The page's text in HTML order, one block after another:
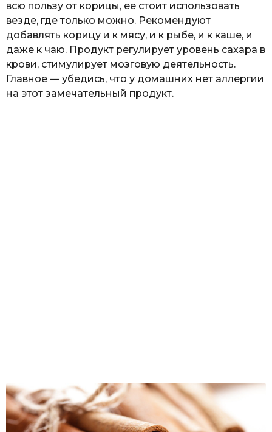
всю пользу от корицы, ее стоит использовать
везде, где только можно. Рекомендуют
добавлять корицу и к мясу, и к рыбе, и к каше, и
даже к чаю. Продукт регулирует уровень сахара в
крови, стимулирует мозговую деятельность.
Главное — убедись, что у домашних нет аллергии
на этот замечательный продукт.